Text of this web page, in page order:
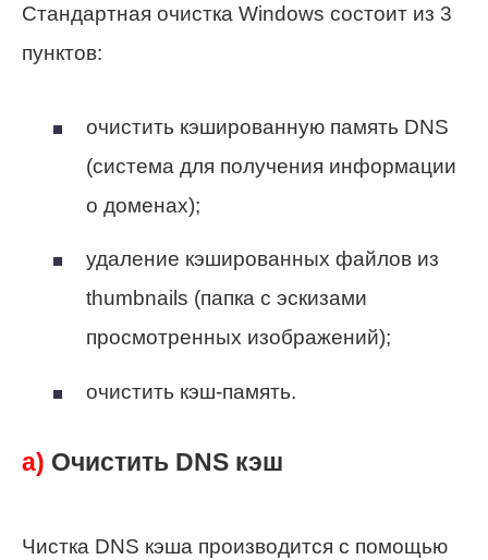
Стандартная очистка Windows состоит из 3
пунктов:
очистить кэшированную память DNS
(система для получения информации
о доменах);
удаление кэшированных файлов из
thumbnails (папка с эскизами
просмотренных изображений);
очистить кэш-память.
а) Очистить DNS кэш
Чистка DNS кэша производится с помощью